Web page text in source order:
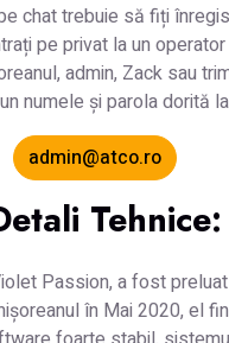
chat trebuie să fiți
pe privat la un
admin, Zack sau
numele și parola dorită
admin@atco.ro
Tehnice:
Passion, a fost
în Mai 2020, el